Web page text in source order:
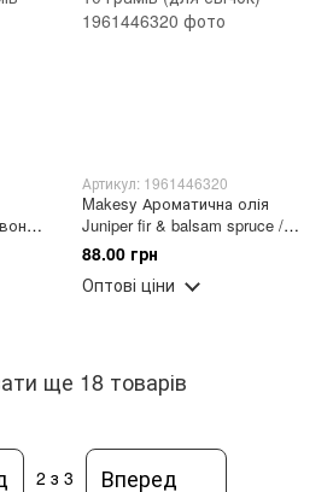
10
Артикул: 1961446320
Makesy Ароматична олія
Juniper fir & balsam spruce /
Ялиця + бальзамічна ялина, 10
грамів (для свічок)
88.00 грн
Оптові ціни
ще 18 товарів
2 з 3 Вперед